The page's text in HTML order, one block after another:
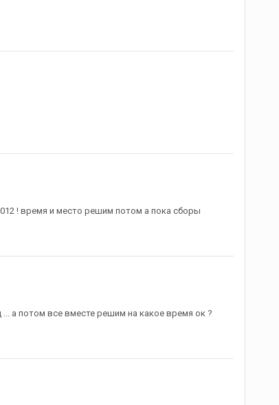
! время и место решим потом а пока сборы
а потом все вместе решим на какое время ок ?